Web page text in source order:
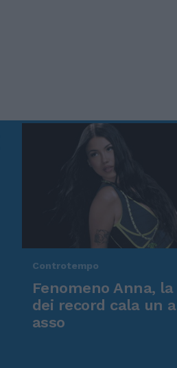
Controtempo
Fenomeno Anna,
dei record cala un
asso